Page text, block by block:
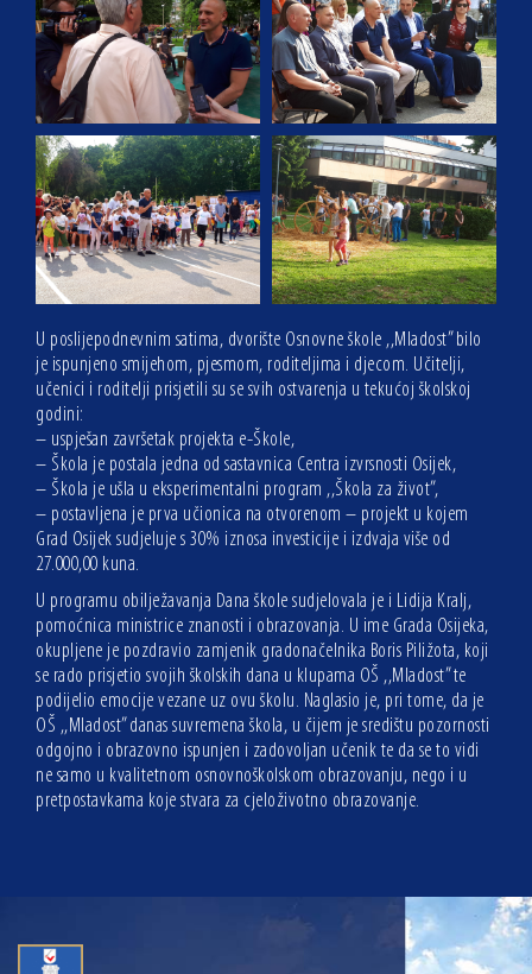
U poslijepodnevnim satima, dvorište Osnovne škole ,,Mladost” bilo
je ispunjeno smijehom, pjesmom, roditeljima i djecom. Učitelji,
učenici i roditelji prisjetili su se svih ostvarenja u tekućoj školskoj
godini:
– uspješan završetak projekta e-Škole,
– Škola je postala jedna od sastavnica Centra izvrsnosti Osijek,
– Škola je ušla u eksperimentalni program ,,Škola za život”,
– postavljena je prva učionica na otvorenom – projekt u kojem
Grad Osijek sudjeluje s 30% iznosa investicije i izdvaja više od
27.000,00 kuna.
U programu obilježavanja Dana škole sudjelovala je i Lidija Kralj,
pomoćnica ministrice znanosti i obrazovanja. U ime Grada Osijeka,
okupljene je pozdravio zamjenik gradonačelnika Boris Piližota, koji
se rado prisjetio svojih školskih dana u klupama OŠ ,,Mladost” te
podijelio emocije vezane uz ovu školu. Naglasio je, pri tome, da je
OŠ ,,Mladost” danas suvremena škola, u čijem je središtu pozornosti
odgojno i obrazovno ispunjen i zadovoljan učenik te da se to vidi
ne samo u kvalitetnom osnovnoškolskom obrazovanju, nego i u
pretpostavkama koje stvara za cjeloživotno obrazovanje.